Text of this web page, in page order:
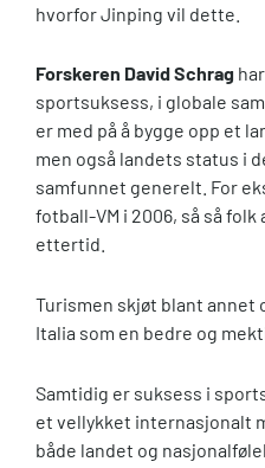
hvorfor Jinping vil dette.
Forskeren David Schrag
sportsuksess, i globale
er med på å bygge opp et
men også landets status i
samfunnet generelt. For
fotball-VM i 2006, så så
ettertid.
Turismen skjøt blant annet
Italia som en bedre og
Samtidig er suksess i
et vellykket internasjonalt
både landet og